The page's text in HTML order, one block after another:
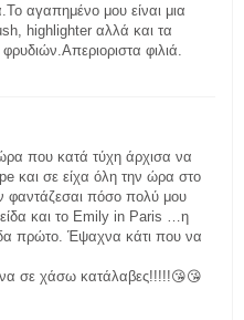
αγαπημένο μου είναι μια
highlighter αλλά και τα
φιλιά.
που κατά τύχη άρχισα να
και σε είχα όλη την ώρα στο
φαντάζεσαι πόσο πολύ μου
και το Emily in Paris …η
πρώτο. Έψαχνα κάτι που να
σε χάσω κατάλαβες!!!!!😘😘